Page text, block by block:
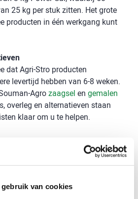
van cookies
25 kg per stuk zitten. Het grote
producten in één werkgang kunt
dat Agri-Stro producten
levertijd hebben van 6-8 weken.
Agro zaagsel en gemalen
overleg en alternatieven staan
klaar om u te helpen.
beschikbaarheid nemen wij
aan van onze vaste
koolzaadstro. Als alternatief